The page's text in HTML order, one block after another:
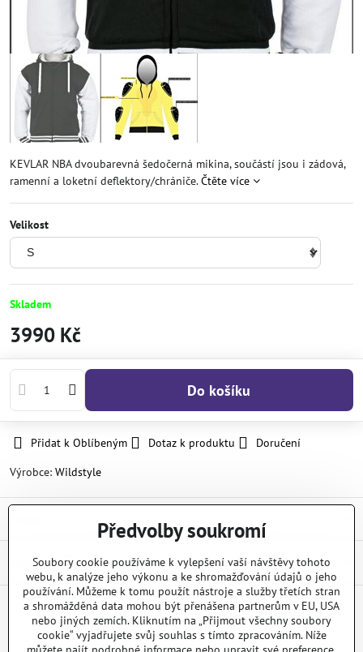
KEVLAR NBA dvoubarevná šedočerná mikina, součástí jsou i zádová,
ramenní a loketní deflektory/chrániče.Čtěte více
Velikost
Skladem
3990 Kč
Do košíku
Přidat k Oblíbeným Dotaz k produktu
Doručení
Výrobce: Wildstyle
Diskuse 0
FacebookTwitterBlueskyPinterestReddit LinkedInWhatsApp
E-
mail
Předvolby soukromí
Soubory cookie používáme k vylepšení vaší návštěvy tohoto
webu, k analýze jeho výkonu a ke shromažďování údajů o jeho
používání. Můžeme k tomu použít nástroje a služby třetích stran
a shromážděná data mohou být přenášena partnerům v EU, USA
nebo jiných zemích. Kliknutím na „Přijmout všechny soubory
cookie“ vyjadřujete svůj souhlas s tímto zpracováním. Níže